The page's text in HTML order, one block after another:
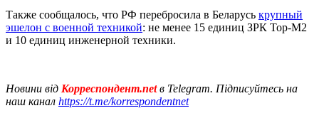
Также сообщалось, что РФ перебросила в Беларусь крупный
эшелон с военной техникой: не менее 15 единиц ЗРК Тор-М2
и 10 единиц инженерной техники.
Новини від Корреспондент.netв Telegram. Підписуйтесь на
наш канал https://t.me/korrespondentnet